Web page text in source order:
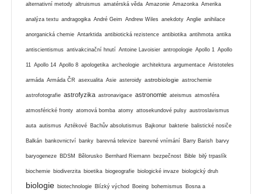
alternativní metody altruismus amatérská věda Amazonie Amazonka Amerika
analýza textu andragogika André Geim Andrew Wiles anekdoty Anglie anihilace
anorganická chemie Antarktida antibiotická rezistence antibiotika antihmota antika
antiscientismus antivakcinační hnutí Antoine Lavoisier antropologie Apollo 1 Apollo
11 Apollo 14 Apollo 8 apologetika archeologie architektura argumentace Aristoteles
armáda Armáda ČR asexualita Asie asteroidy astrobiologie astrochemie
astrofotografie astrofyzika astronavigace astronomie ateismus atmosféra
atmosférické fronty atomová bomba atomy attosekundové pulsy austroslavismus
auta autismus Aztékové Bachův absolutismus Bajkonur bakterie balistické nosiče
Balkán bankovnictví banky barevná televize barevné vnímání Barry Barish barvy
baryogeneze BDSM Bělorusko Bernhard Riemann bezpečnost Bible bilý trpaslík
biochemie biodiverzita bioetika biogeografie biologické invaze biologický druh
biologie biotechnologie Blízký východ Boeing bohemismus Bosna a